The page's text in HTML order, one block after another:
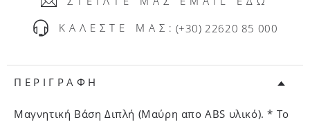
ΚΑΛΕΣΤΕ ΜΑΣ: (+30) 22620 85 000
ΠΕΡΙΓΡΑΦΗ
Μαγνητική Βάση Διπλή (Μαύρη απο ABS υλικό). * Το